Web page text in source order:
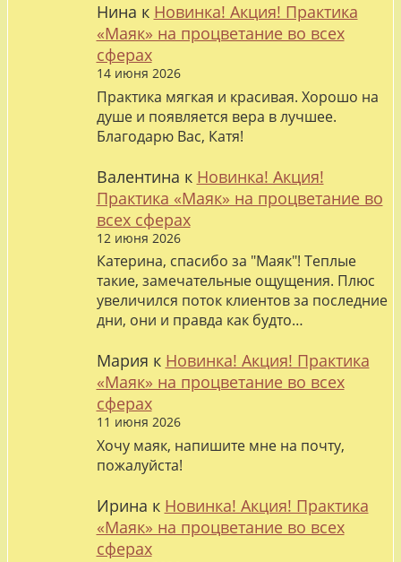
Нина к Новинка! Акция! Практика
«Маяк» на процветание во всех
сферах
14 июня 2026
Практика мягкая и красивая. Хорошо на
душе и появляется вера в лучшее.
Благодарю Вас, Катя!
Валентина к Новинка! Акция!
Практика «Маяк» на процветание во
всех сферах
12 июня 2026
Катерина, спасибо за "Маяк"! Теплые
такие, замечательные ощущения. Плюс
увеличился поток клиентов за последние
дни, они и правда как будто…
Мария к Новинка! Акция! Практика
«Маяк» на процветание во всех
сферах
11 июня 2026
Хочу маяк, напишите мне на почту,
пожалуйста!
Ирина к Новинка! Акция! Практика
«Маяк» на процветание во всех
сферах